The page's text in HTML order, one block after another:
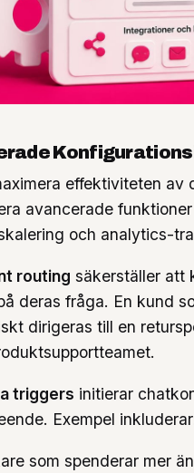
effektiviteten av
avancerade
och analytics-
routing säkerställer att
deras fråga. En kund
dirigeras till en
triggers initierar
Exempel
som spenderar mer